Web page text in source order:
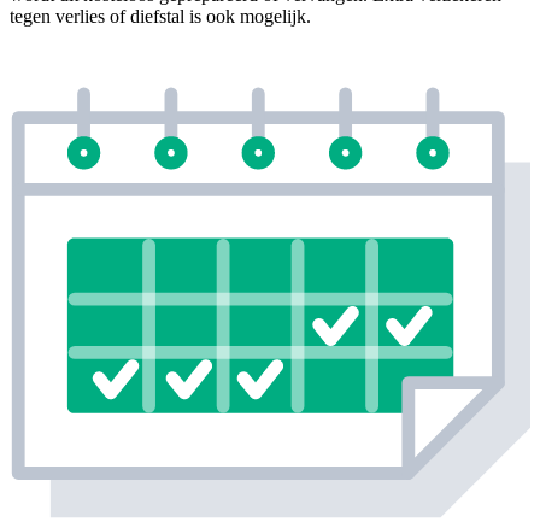
tegen verlies of diefstal is ook mogelijk.